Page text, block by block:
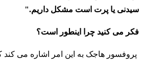
سیدنی یا پرت است مشکل داریم."
فکر می کنید چرا اینطور است؟
پروفسور هاجک به این امر اشاره می